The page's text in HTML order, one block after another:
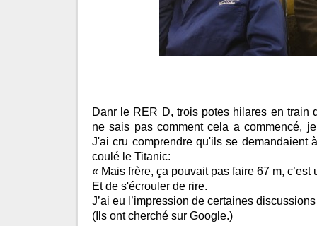
Danr le RER D, trois potes hilares en train
ne sais pas comment cela a commencé,
J'ai cru comprendre qu'ils se demandaient
coulé le Titanic:
« Mais frère, ça pouvait pas faire 67 m, c’est
Et de s'écrouler de rire.
J’ai eu l’impression de certaines
(Ils ont cherché sur Google.)